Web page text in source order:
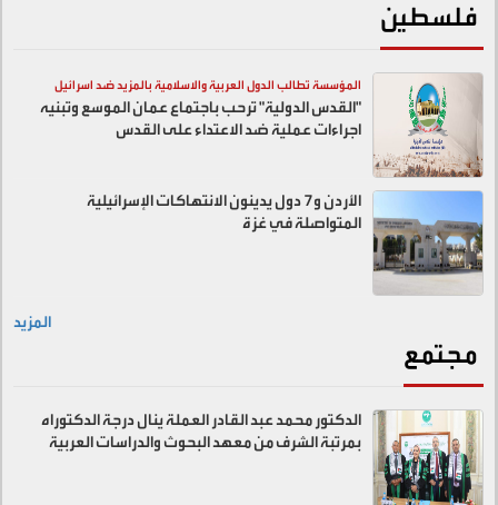
فلسطين
المؤسسة تطالب الدول العربية والاسلامية بالمزيد ضد اسرائيل
"القدس الدولية" ترحب باجتماع عمان الموسع وتبنيه
اجراءات عملية ضد الاعتداء على القدس
الأردن و7 دول يدينون الانتهاكات الإسرائيلية
المتواصلة في غزة
المزيد
مجتمع
الدكتور محمد عبد القادر العملة ينال درجة الدكتوراه
بمرتبة الشرف من معهد البحوث والدراسات العربية